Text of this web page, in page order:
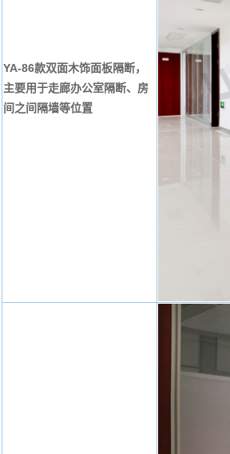
YA-86款双面木饰面板隔断，
主要用于走廊办公室隔断、房
间之间隔墙等位置